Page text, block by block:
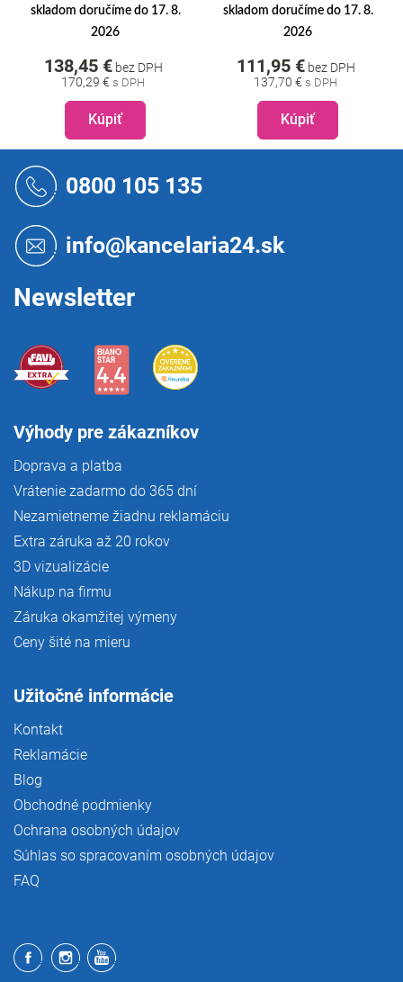
skladom doručíme do 17. 8.
2026
170,29 €
138,45 €bez DPH
Kúpiť
skladom doručíme do 17. 8.
2026
137,70 €
111,95 €bez DPH
Kúpiť
0800 105 135
info@kancelaria24.sk
Newsletter
Výhody pre zákazníkov
Doprava a platba
Vrátenie zadarmo do 365 dní
Nezamietneme žiadnu reklamáciu
Extra záruka až 20 rokov
3D vizualizácie
Nákup na firmu
Záruka okamžitej výmeny
Ceny šité na mieru
Užitočné informácie
Kontakt
Reklamácie
Blog
Obchodné podmienky
Ochrana osobných údajov
Súhlas so spracovaním osobných údajov
FAQ